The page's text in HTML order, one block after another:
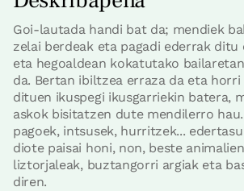
Goi-lautada handi bat da; mendiek
zelai berdeak eta pagadi ederrak ditu
eta hegoaldean kokatutako
da. Bertan ibiltzea erraza da eta horri
dituen ikuspegi ikusgarriekin batera,
askok bisitatzen dute mendilerro
pagoek, intsusek, hurritzek...
diote paisai honi, non, beste
liztorjaleak, buztangorri argiak eta
diren.